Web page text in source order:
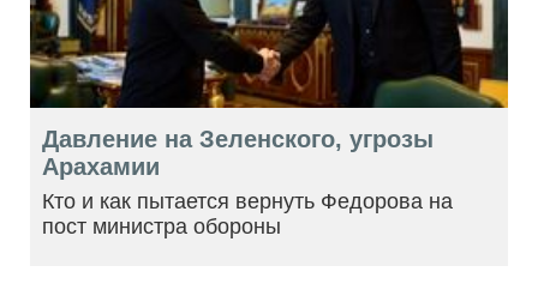
Давление на Зеленского, угрозы
Арахамии
Кто и как пытается вернуть Федорова на
пост министра обороны